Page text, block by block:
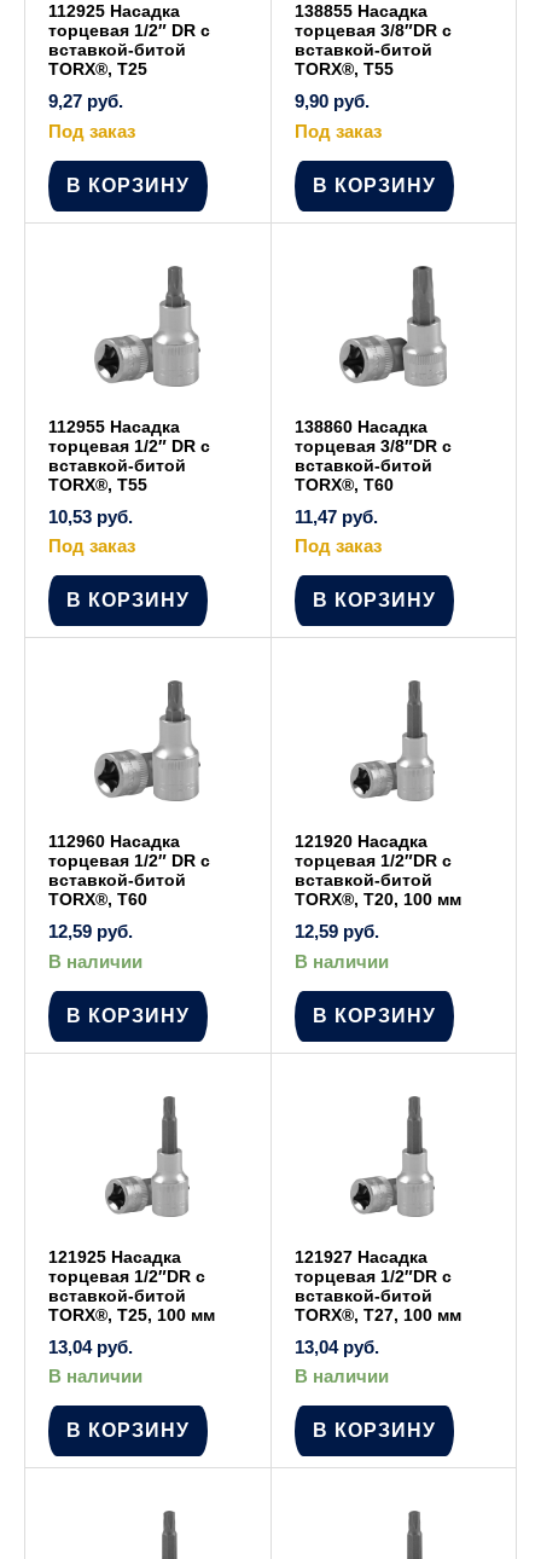
112925 Насадка
торцевая 1/2″ DR с
вставкой-битой
TORX®, Т25
9,27 руб.
Под заказ
В КОРЗИНУ
138855 Насадка
торцевая 3/8″DR с
вставкой-битой
TORX®, T55
9,90 руб.
Под заказ
В КОРЗИНУ
112955 Насадка
торцевая 1/2″ DR с
вставкой-битой
TORX®, Т55
10,53 руб.
Под заказ
В КОРЗИНУ
138860 Насадка
торцевая 3/8″DR с
вставкой-битой
TORX®, T60
11,47 руб.
Под заказ
В КОРЗИНУ
112960 Насадка
торцевая 1/2″ DR с
вставкой-битой
TORX®, Т60
12,59 руб.
В наличии
В КОРЗИНУ
121920 Насадка
торцевая 1/2″DR с
вставкой-битой
TORX®, Т20, 100 мм
12,59 руб.
В наличии
В КОРЗИНУ
121925 Насадка
торцевая 1/2″DR с
вставкой-битой
TORX®, Т25, 100 мм
13,04 руб.
В наличии
В КОРЗИНУ
121927 Насадка
торцевая 1/2″DR с
вставкой-битой
TORX®, Т27, 100 мм
13,04 руб.
В наличии
В КОРЗИНУ